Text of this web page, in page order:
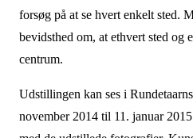
forsøg på at se hvert enkelt sted.
bevidsthed om, at ethvert sted og
centrum.
Udstillingen kan ses i
november 2014 til 11. januar